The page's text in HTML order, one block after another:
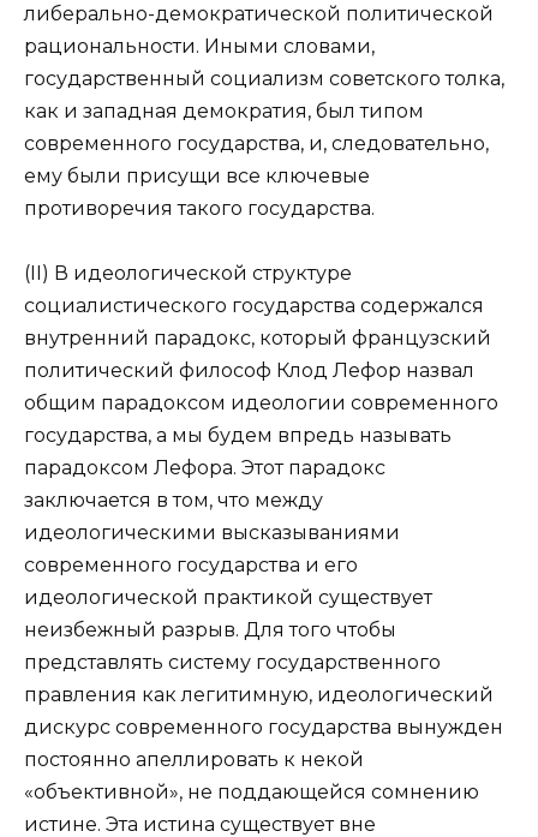
либерально-демократической политической
рациональности. Иными словами,
государственный социализм советского толка,
как и западная демократия, был типом
современного государства, и, следовательно,
ему были присущи все ключевые
противоречия такого государства.
(II) В идеологической структуре
социалистического государства содержался
внутренний парадокс, который французский
политический философ Клод Лефор назвал
общим парадоксом идеологии современного
государства, а мы будем впредь называть
парадоксом Лефора. Этот парадокс
заключается в том, что между
идеологическими высказываниями
современного государства и его
идеологической практикой существует
неизбежный разрыв. Для того чтобы
представлять систему государственного
правления как легитимную, идеологический
дискурс современного государства вынужден
постоянно апеллировать к некой
«объективной», не поддающейся сомнению
истине. Эта истина существует вне